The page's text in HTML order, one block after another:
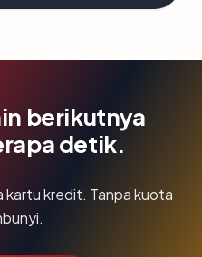
berikutnya
detik.
kredit. Tanpa kuota